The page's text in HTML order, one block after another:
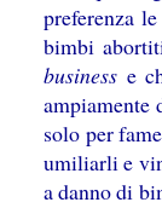
preferenza
bimbi
business e
ampiamente
solo per
umiliarli e
a danno di